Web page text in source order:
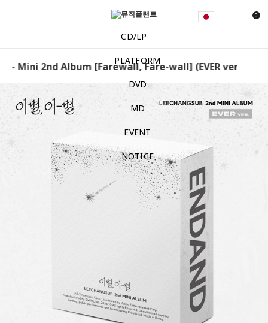
0
CD/LP
PLATFORM
DVD
MD
EVENT
NOTICE
- Mini 2nd Album [Farewall, Fare-wall] (EVER ver.) Lee